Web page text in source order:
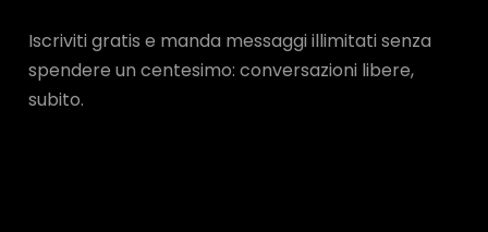
Iscriviti gratis e manda messaggi illimitati senza
spendere un centesimo: conversazioni libere,
subito.